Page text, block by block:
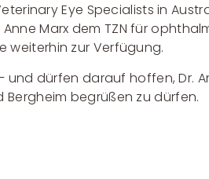
Eye Specialists in
Marx dem TZN für
weiterhin zur Verfügung.
dürfen darauf hoffen, Dr.
Bergheim begrüßen zu dürfen.